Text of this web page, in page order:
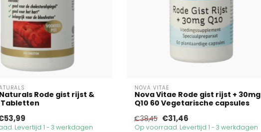
Rode gist rijst &
Tabletten
Levertijd 1 - 3 werkdagen
NOVA VITAE
Nova Vitae Rode gist rijst + 30mg
Q10 60 Vegetarische capsules
€38,45 €31,46
Op voorraad. Levertijd 1 - 3 werkdagen